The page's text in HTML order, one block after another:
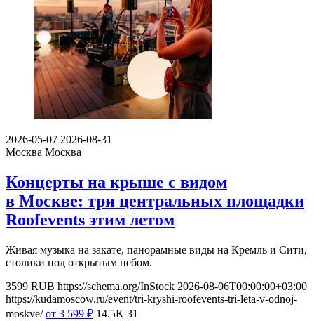
2026-05-07 2026-08-31
Москва Москва
Концерты на крыше с видом
в Москве: три центральных площадки
Roofevents этим летом
Живая музыка на закате, панорамные виды на Кремль и Сити,
столики под открытым небом.
3599 RUB https://schema.org/InStock 2026-08-06T00:00:00+03:00
https://kudamoscow.ru/event/tri-kryshi-roofevents-tri-leta-v-odnoj-
moskve/ от 3 599 ₽ 14.5K 31